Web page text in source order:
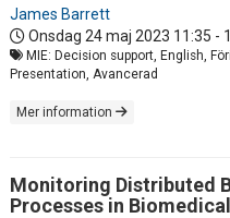
James Barrett
Onsdag 24 maj 2023 11:35 -
MIE: Decision support, English,
Presentation, Avancerad
Mer information
Monitoring Distributed
Processes in